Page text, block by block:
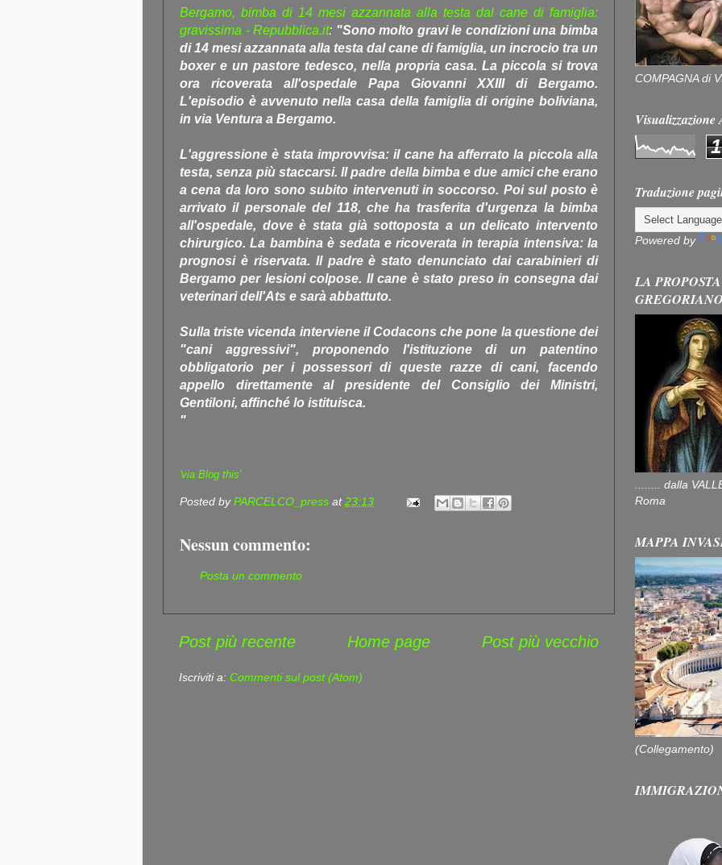
Bergamo, bimba di 14 mesi azzannata alla testa dal cane di famiglia:
gravissima - Repubblica.it: "Sono molto gravi le condizioni una bimba
di 14 mesi azzannata alla testa dal cane di famiglia, un incrocio tra un
boxer e un pastore tedesco, nella propria casa. La piccola si trova
ora ricoverata all'ospedale Papa Giovanni XXIII di Bergamo.
L'episodio è avvenuto nella casa della famiglia di origine boliviana,
in via Ventura a Bergamo.
L'aggressione è stata improvvisa: il cane ha afferrato la piccola alla
testa, senza più staccarsi. Il padre della bimba e due amici che erano
a cena da loro sono subito intervenuti in soccorso. Poi sul posto è
arrivato il personale del 118, che ha trasferita d'urgenza la bimba
all'ospedale, dove è stata già sottoposta a un delicato intervento
chirurgico. La bambina è sedata e ricoverata in terapia intensiva: la
prognosi è riservata. Il padre è stato denunciato dai carabinieri di
Bergamo per lesioni colpose. Il cane è stato preso in consegna dai
veterinari dell'Ats e sarà abbattuto.
Sulla triste vicenda interviene il Codacons che pone la questione dei
"cani aggressivi", proponendo l'istituzione di un patentino
obbligatorio per i possessori di queste razze di cani, facendo
appello direttamente al presidente del Consiglio dei Ministri,
Gentiloni, affinché lo istituisca.
"
'via Blog this'
Posted byPARCELCO_press at23:13
Nessun commento:
Posta un commento
Post più recente Post più vecchio
Home page
Iscriviti a: Commenti sul post (Atom)
COMPAGNA di
1
Traduzione
Powered by
LA
........ dalla
Roma
MAPPA
(Collegamento)